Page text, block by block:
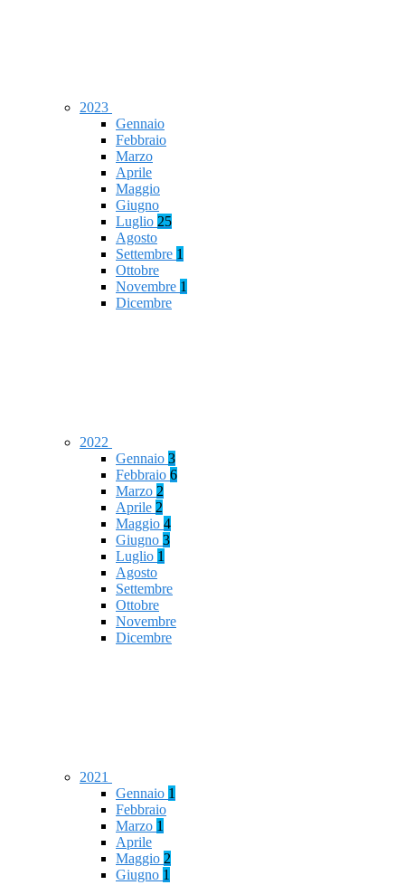
2023
Gennaio
Febbraio
Marzo
Aprile
Maggio
Giugno
Luglio 25
Agosto
Settembre 1
Ottobre
Novembre 1
Dicembre
2022
Gennaio 3
Febbraio 6
Marzo 2
Aprile 2
Maggio 4
Giugno 3
Luglio 1
Agosto
Settembre
Ottobre
Novembre
Dicembre
2021
Gennaio 1
Febbraio
Marzo 1
Aprile
Maggio 2
Giugno 1